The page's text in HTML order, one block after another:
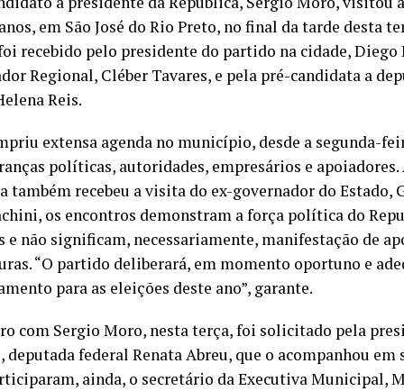
em São José do Rio Preto, no final da tarde desta
recebido pelo presidente do partido na cidade, Diego
Regional, Cléber Tavares, e pela pré-candidata a
Reis.
extensa agenda no município, desde a segunda-
políticas, autoridades, empresários e apoiadores.
também recebeu a visita do ex-governador do Estado,
os encontros demonstram a força política do
e não significam, necessariamente, manifestação de
“O partido deliberará, em momento oportuno e
para as eleições deste ano”, garante.
com Sergio Moro, nesta terça, foi solicitado pela
deputada federal Renata Abreu, que o acompanhou em
ainda, o secretário da Executiva Municipal,